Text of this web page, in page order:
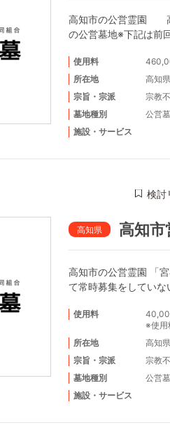
高知市の公営霊園 高
の公営墓地※下記は前
使用料
所在地
高知
宗旨・宗派
宗教
墓地種別
公営
施設・サービス
検討
高知県 高知
高知市の公営霊園 「
て常時募集をしてい
使用料
※使用
所在地
高知
宗旨・宗派
宗教
墓地種別
公営
施設・サービス